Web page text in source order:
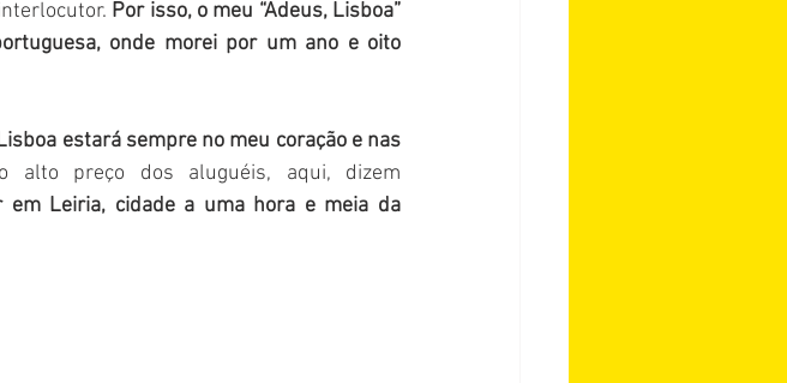
Por isso, o meu “Adeus, Lisboa”
onde morei por um ano e oito
estará sempre no meu coração e nas
alto preço dos aluguéis, aqui, dizem
em Leiria, cidade a uma hora e meia da